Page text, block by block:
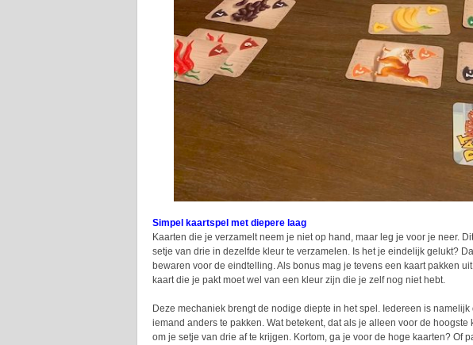
Simpel kaartspel met diepere laag
Kaarten die je verzamelt neem je niet op hand, maar leg je voor je neer.
setje van drie in dezelfde kleur te verzamelen. Is het je eindelijk gelukt?
bewaren voor de eindtelling. Als bonus mag je tevens een kaart pakken
kaart die je pakt moet wel van een kleur zijn die je zelf nog niet hebt.
Deze mechaniek brengt de nodige diepte in het spel. Iedereen is
iemand anders te pakken. Wat betekent, dat als je alleen voor de hoogste
om je setje van drie af te krijgen. Kortom, ga je voor de hoge kaarten? Of